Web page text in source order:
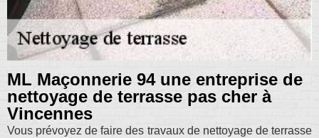
ML Maçonnerie 94 une entreprise de
nettoyage de terrasse pas cher à
Vincennes
Vous prévoyez de faire des travaux de nettoyage de terrasse